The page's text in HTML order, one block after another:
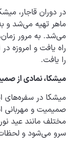
در دوران قاجار،
ماهر تهیه می‌شد و
می‌شد. به مرور
راه یافت و امروزه
را یافت.
میشکا، نمادی از
میشکا در سفره‌های
صمیمیت و مهربانی
مختلف مانند عید
سرو می‌شود و لحظات